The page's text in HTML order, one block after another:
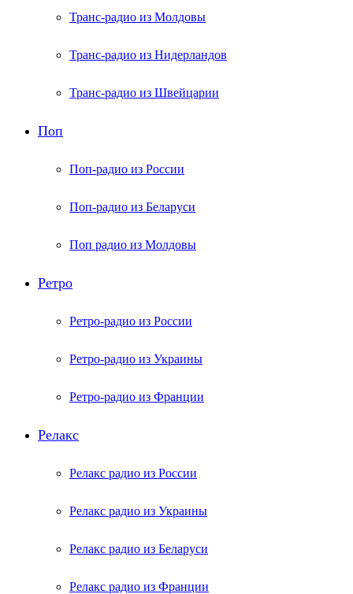
Транс-радио из Молдовы
Транс-радио из Нидерландов
Транс-радио из Швейцарии
Поп
Поп-радио из России
Поп-радио из Беларуси
Поп радио из Молдовы
Ретро
Ретро-радио из России
Ретро-радио из Украины
Ретро-радио из Франции
Релакс
Релакс радио из России
Релакс радио из Украины
Релакс радио из Беларуси
Релакс радио из Франции